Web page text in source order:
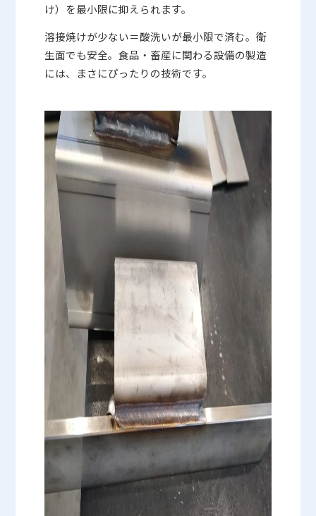
け）を最小限に抑えられます。
溶接焼けが少ない＝酸洗いが最小限で済む。衛
生面でも安全。食品・畜産に関わる設備の製造
には、まさにぴったりの技術です。